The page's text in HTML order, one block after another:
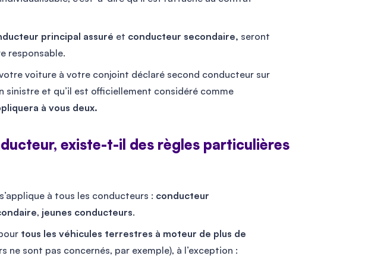
principal assuré et conducteur secondaire, seront
responsable.
voiture à votre conjoint déclaré second conducteur sur
sinistre et qu’il est officiellement considéré comme
à vous deux.
existe-t-il des règles particulières
à tous les conducteurs : conducteur
, jeunes conducteurs.
tous les véhicules terrestres à moteur de plus de
ne sont pas concernés, par exemple), à l’exception :